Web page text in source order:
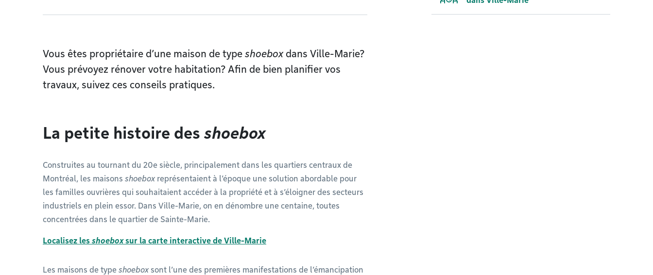
Vous êtes propriétaire d’une maison de type shoebox dans Ville-Marie?
Vous prévoyez rénover votre habitation? Afin de bien planifier vos
travaux, suivez ces conseils pratiques.
La petite histoire des shoebox
Construites au tournant du 20e siècle, principalement dans les quartiers centraux de
Montréal, les maisons shoebox représentaient à l’époque une solution abordable pour
les familles ouvrières qui souhaitaient accéder à la propriété et à s’éloigner des secteurs
industriels en plein essor. Dans Ville-Marie, on en dénombre une centaine, toutes
concentrées dans le quartier de Sainte-Marie.
Localisez les shoeboxsur la carte interactive de Ville-Marie
Les maisons de type shoeboxsont l’une des premières manifestations de l’émancipation